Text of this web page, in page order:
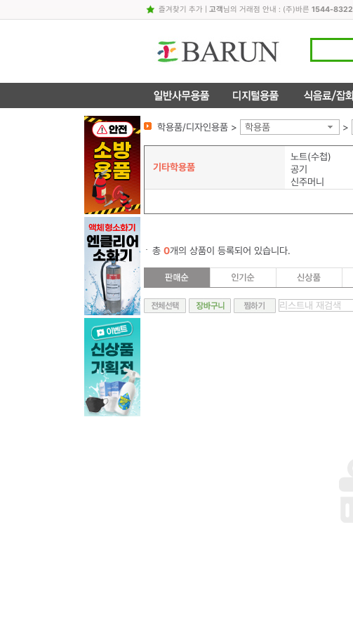
즐겨찾기 추가| 고객님의 거래점 안내 : (주)바른 1544-8322
학용품/디자인용품 > 학용품 >
기타학용품
노트(수첩)
공기
신주머니
총 0개의 상품이 등록되어 있습니다.